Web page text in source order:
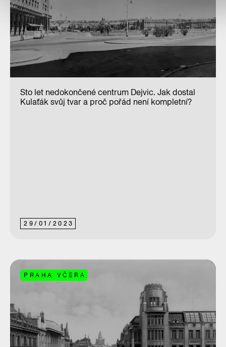
29/ 01/ 2023
Sto let nedokončené centrum Dejvic. Jak dostal
Kulaťák svůj tvar a proč pořád není kompletní?
PRAHA VČERA